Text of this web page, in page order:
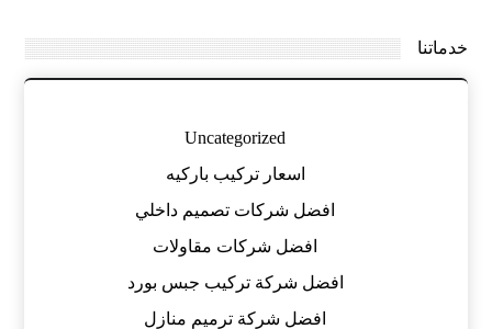
خدماتنا
Uncategorized
اسعار تركيب باركيه
افضل شركات تصميم داخلي
افضل شركات مقاولات
افضل شركة تركيب جبس بورد
افضل شركة ترميم منازل